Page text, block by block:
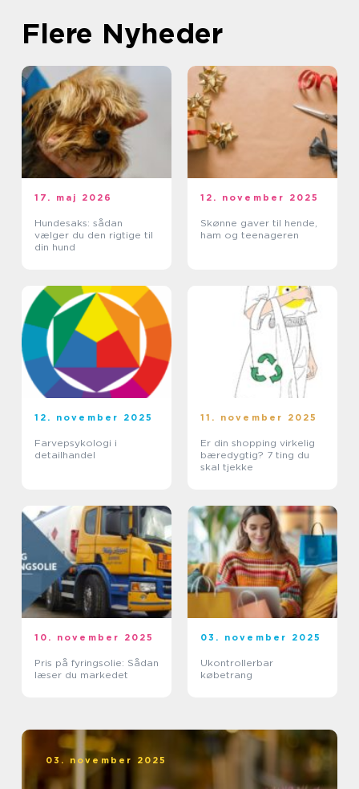
Flere Nyheder
17. maj 2026
Hundesaks: sådan
vælger du den rigtige til
din hund
12. november 2025
Skønne gaver til hende,
ham og teenageren
12. november 2025
Farvepsykologi i
detailhandel
11. november 2025
Er din shopping virkelig
bæredygtig? 7 ting du
skal tjekke
10. november 2025
Pris på fyringsolie: Sådan
læser du markedet
03. november 2025
Ukontrollerbar
købetrang
03. november 2025